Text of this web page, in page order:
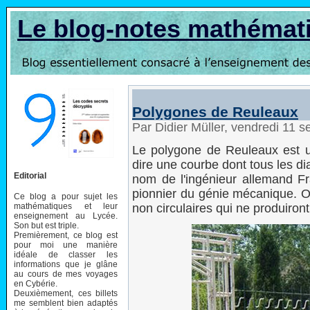
Le blog-notes
Editorial
Ce blog a pour sujet les
mathématiques et leur
enseignement au Lycée.
Son but est triple.
Premièrement, ce blog est
pour moi une manière
idéale de classer les
informations que je glâne
au cours de mes voyages
en Cybérie.
Deuxièmement, ces billets
me semblent bien adaptés
Polygones de Reuleaux
Par Didier Müller, vendredi 11
Le polygone de Reuleaux est
dire une courbe dont tous les
nom de l'ingénieur allemand
pionnier du génie mécanique.
non circulaires qui ne